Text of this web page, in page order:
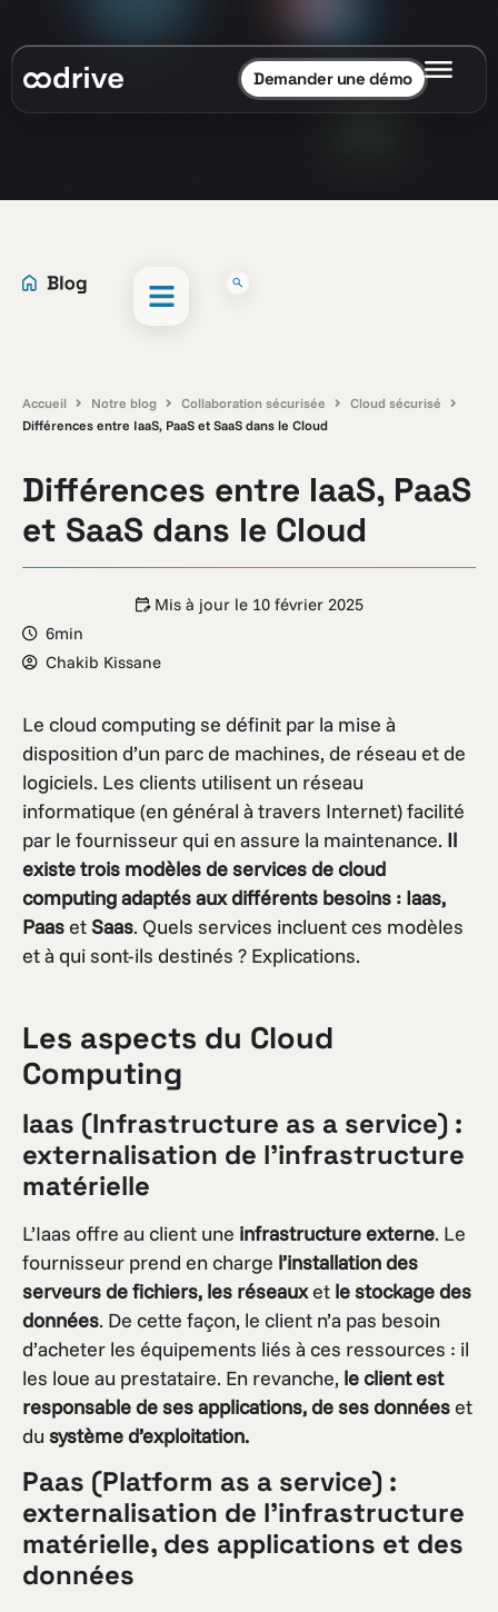
Demander une démo
Accueil Notre blog Collaboration sécurisée
Cloud sécurisé
Différences entre IaaS, PaaS et SaaS dans le Cloud
Différences entre IaaS, PaaS
et SaaS dans le Cloud
Mis à jour le 10 février 2025
6min
Chakib Kissane
Le cloud computing se définit par la mise à
disposition d’un parc de machines, de réseau et de
logiciels. Les clients utilisent un réseau
informatique (en général à travers Internet) facilité
par le fournisseur qui en assure la maintenance. Il
existe trois modèles de services de cloud
computing adaptés aux différents besoins : Iaas,
Paaset Saas. Quels services incluent ces modèles
et à qui sont-ils destinés ? Explications.
Les aspects du Cloud
Computing
Iaas (Infrastructure as a service) :
externalisation de l’infrastructure
matérielle
L’Iaas offre au client une infrastructure externe. Le
fournisseur prend en charge l’installation des
serveurs de fichiers, les réseauxet le stockage des
données. De cette façon, le client n’a pas besoin
d’acheter les équipements liés à ces ressources : il
les loue au prestataire. En revanche, le client est
responsable de ses applications, de ses donnéeset
du système d’exploitation.
Paas (Platform as a service) :
externalisation de l’infrastructure
matérielle, des applications et des
données